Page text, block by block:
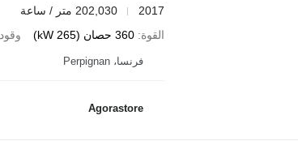
2017
202,030 متر / ساعة
القوة 360 حصان (265 kW) وقود
فرنسا، Perpignan
Agorastore